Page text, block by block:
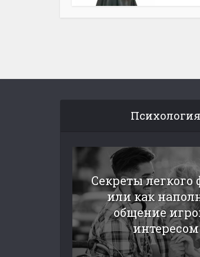
Психология
Секреты легкого
или как
общение
интересом